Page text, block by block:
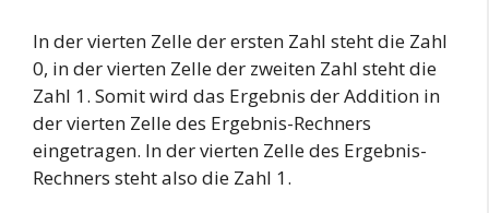
In der vierten Zelle der ersten Zahl steht die Zahl
0, in der vierten Zelle der zweiten Zahl steht die
Zahl 1. Somit wird das Ergebnis der Addition in
der vierten Zelle des Ergebnis-Rechners
eingetragen. In der vierten Zelle des Ergebnis-
Rechners steht also die Zahl 1.